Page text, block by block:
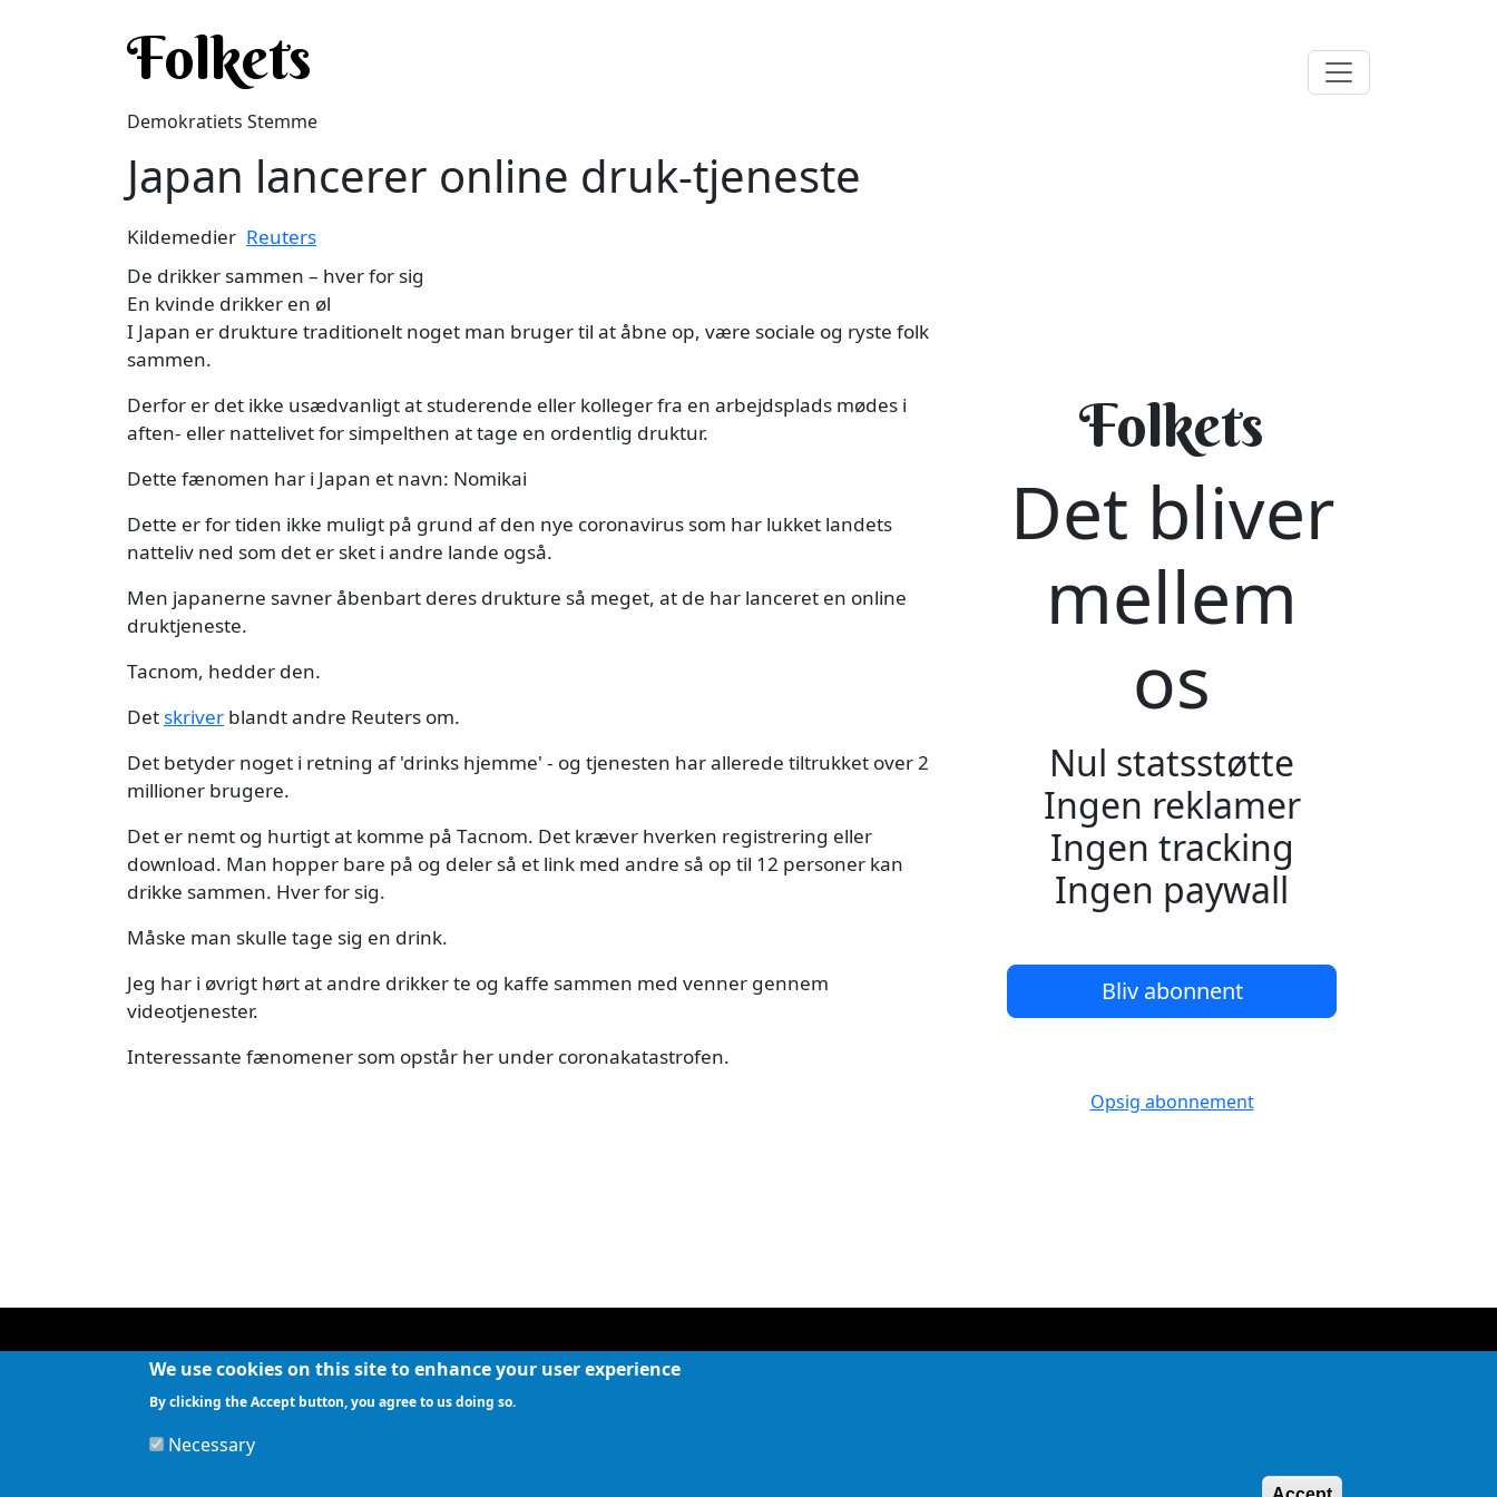
Folkets
Demokratiets Stemme
Japan lancerer online druk-tjeneste
Kildemedier Reuters
De drikker sammen – hver for sig
En kvinde drikker en øl
I Japan er drukture traditionelt noget man bruger til at åbne op, være sociale og ryste folk
sammen.
Derfor er det ikke usædvanligt at studerende eller kolleger fra en arbejdsplads mødes i
aften- eller nattelivet for simpelthen at tage en ordentlig druktur.
Dette fænomen har i Japan et navn: Nomikai
Dette er for tiden ikke muligt på grund af den nye coronavirus som har lukket landets
natteliv ned som det er sket i andre lande også.
Men japanerne savner åbenbart deres drukture så meget, at de har lanceret en online
druktjeneste.
Tacnom, hedder den.
Det skriver blandt andre Reuters om.
Det betyder noget i retning af 'drinks hjemme' - og tjenesten har allerede tiltrukket over 2
millioner brugere.
Det er nemt og hurtigt at komme på Tacnom. Det kræver hverken registrering eller
download. Man hopper bare på og deler så et link med andre så op til 12 personer kan
drikke sammen. Hver for sig.
Måske man skulle tage sig en drink.
Jeg har i øvrigt hørt at andre drikker te og kaffe sammen med venner gennem
videotjenester.
Interessante fænomener som opstår her under coronakatastrofen.
Folkets
Det bliver
mellem
os
Nul statsstøtte
Ingen reklamer
Ingen tracking
Ingen paywall
Bliv abonnent
Opsig abonnement
We use cookies on this site to enhance your user experience
By clicking the Accept button, you agree to us doing so.
Necessary